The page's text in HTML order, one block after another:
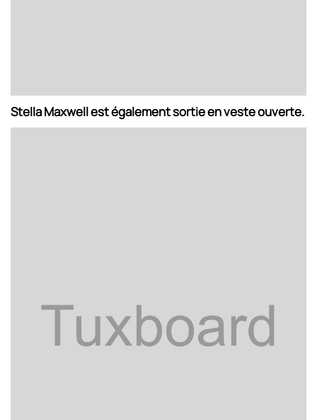
Stella Maxwell est également sortie en veste ouverte.